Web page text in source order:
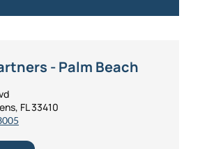
- Palm Beach
FL 33410